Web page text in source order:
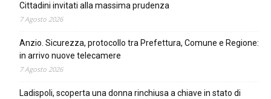
Cittadini invitati alla massima prudenza
7 Agosto 2026
Anzio. Sicurezza, protocollo tra Prefettura, Comune e Regione:
in arrivo nuove telecamere
7 Agosto 2026
Ladispoli, scoperta una donna rinchiusa a chiave in stato di